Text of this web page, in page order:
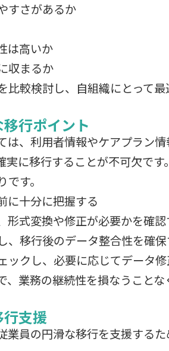
すさがあるか
は高いか
収まるか
比較検討し、自組織にとって
行ポイント
は、利用者情報やケアプラン
に移行することが不可欠です。
す。
に十分に把握する
形式変換や修正が必要かを確認
、移行後のデータ整合性を確保
クし、必要に応じてデータ修
業務の継続性を損なうこと
支援
業員の円滑な移行を支援する